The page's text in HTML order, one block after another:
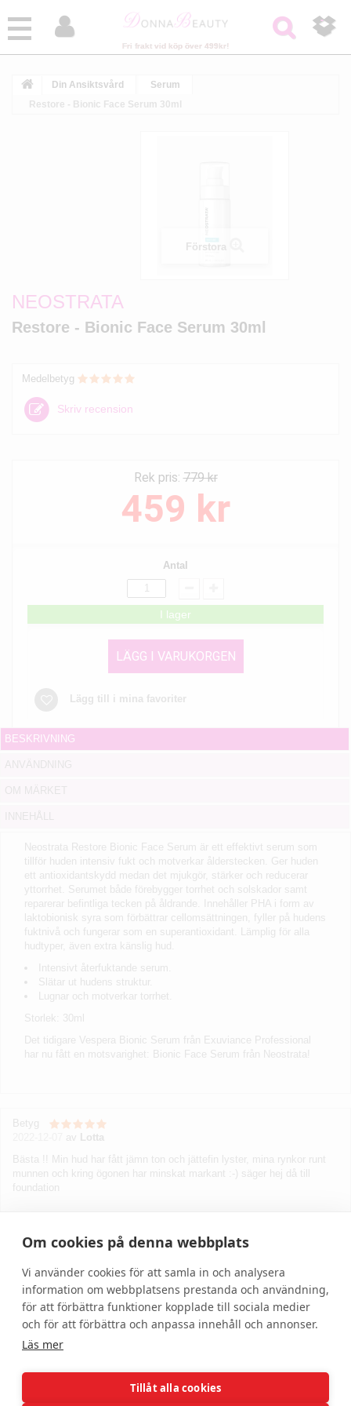
Din Ansiktsvård
Serum
Restore - Bionic Face Serum 30ml
Förstora
NEOSTRATA
Restore - Bionic Face Serum 30ml
Medelbetyg
Skriv recension
Rek pris:779 kr
459 kr
Antal
I lager
LÄGG I VARUKORGEN
Lägg till i mina favoriter
BESKRIVNING
Neostrata Restore Bionic Face Serum är ett effektivt serum som
tillför huden intensiv fukt och motverkar ålderstecken. Ger huden
ett antioxidantskydd medan det mjukgör, stärker och reducerar
yttorrhet. Serumet både förebygger torrhet och solskador samt
reparerar befintliga tecken på åldrande. Innehåller PHA i form av
laktobionisk syra som förbättrar cellomsättningen, fyller på hudens
fuktnivå och fungerar som en superantioxidant. Lämplig för alla
hudtyper, även extra känslig hud.
Intensivt återfuktande serum.
Slätar ut hudens struktur.
Lugnar och motverkar torrhet.
Storlek: 30ml
Det tidigare Vespera Bionic Serum från Exuviance Professional
har nu fått en motsvarighet: Bionic Face Serum från Neostrata!
Betyg
av Lotta
Bästa !! Min hud har fått jämn ton och jättefin lyster, mina rynkor runt
munnen och kring ögonen har minskat markant :-) säger hej då till
foundation
Om oss
Fri frakt vid köp över 499kr!
 

Om cookies på denna webbplats
Vi använder cookies för att samla in och analysera
information om webbplatsens prestanda och användning,
för att förbättra funktioner kopplade till sociala medier
och för att förbättra och anpassa innehåll och annonser.
Läs mer
Tillåt alla cookies